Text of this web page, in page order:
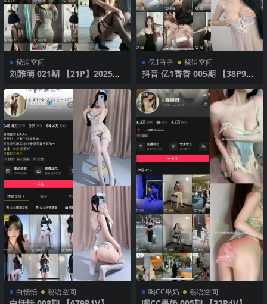
秘语空间
刘雅萌 021期 【21P】2025年
亿1香香 秘语空间
抖音 亿1香香 005期 【38P9
白恬恬 秘语空间 喝CC果奶 秘语空间